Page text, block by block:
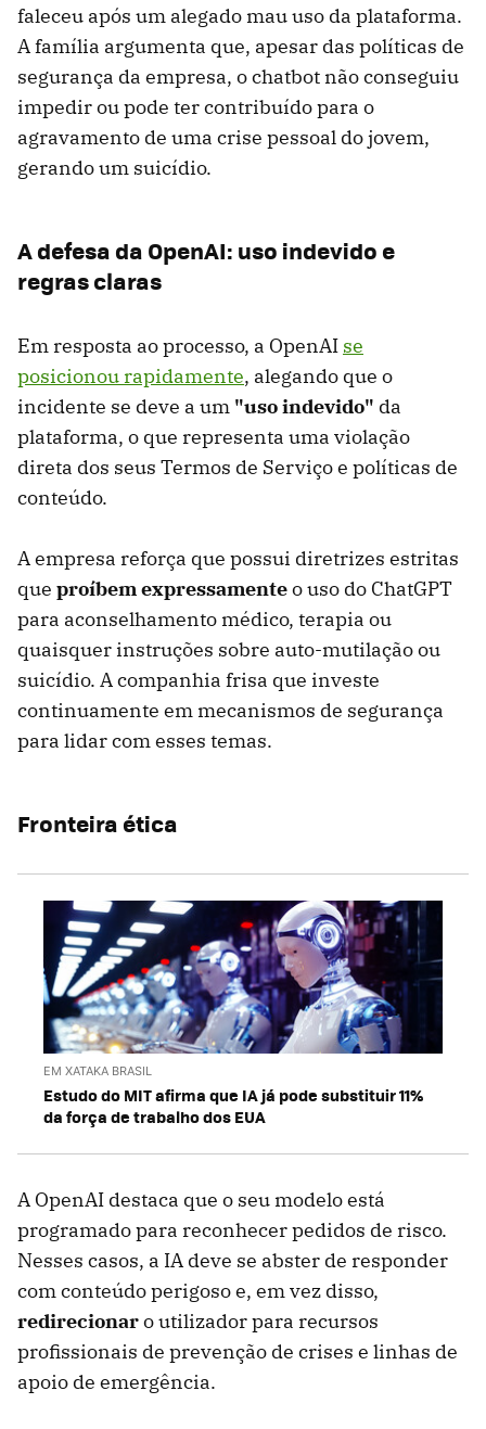
faleceu após um alegado mau uso da plataforma.
A família argumenta que, apesar das políticas de
segurança da empresa, o chatbot não conseguiu
impedir ou pode ter contribuído para o
agravamento de uma crise pessoal do jovem,
gerando um suicídio.
A defesa da OpenAI: uso indevido e
regras claras
Em resposta ao processo, a OpenAI se
posicionou rapidamente, alegando que o
incidente se deve a um "uso indevido" da
plataforma, o que representa uma violação
direta dos seus Termos de Serviço e políticas de
conteúdo.
A empresa reforça que possui diretrizes estritas
que proíbem expressamenteo uso do ChatGPT
para aconselhamento médico, terapia ou
quaisquer instruções sobre auto-mutilação ou
suicídio. A companhia frisa que investe
continuamente em mecanismos de segurança
para lidar com esses temas.
Fronteira ética
EM XATAKA BRASIL
Estudo do MIT afirma que IA já pode substituir 11%
da força de trabalho dos EUA
A OpenAI destaca que o seu modelo está
programado para reconhecer pedidos de risco.
Nesses casos, a IA deve se abster de responder
com conteúdo perigoso e, em vez disso,
redirecionaro utilizador para recursos
profissionais de prevenção de crises e linhas de
apoio de emergência.